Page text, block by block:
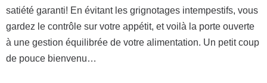
satiété garanti! En évitant les grignotages intempestifs, vous
gardez le contrôle sur votre appétit, et voilà la porte ouverte
à une gestion équilibrée de votre alimentation. Un petit coup
de pouce bienvenu…